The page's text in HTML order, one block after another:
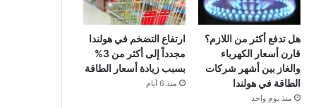
هل تدفع أكثر من اللازم؟
قارن أسعار الكهرباء
والغاز بين أشهر شركات
الطاقة في هولندا
منذ يوم واحد
ارتفاع التضخم في هولندا
مجدداً إلى أكثر من 3%
بسبب زيادة أسعار الطاقة
منذ 6 أيام